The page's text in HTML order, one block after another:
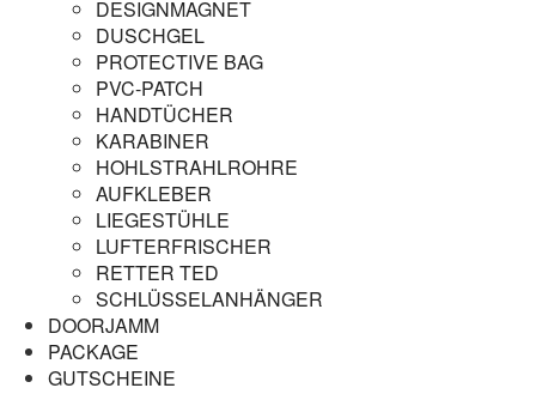
DESIGNMAGNET
DUSCHGEL
PROTECTIVE BAG
PVC-PATCH
HANDTÜCHER
KARABINER
HOHLSTRAHLROHRE
AUFKLEBER
LIEGESTÜHLE
LUFTERFRISCHER
RETTER TED
SCHLÜSSELANHÄNGER
DOORJAMM
PACKAGE
GUTSCHEINE